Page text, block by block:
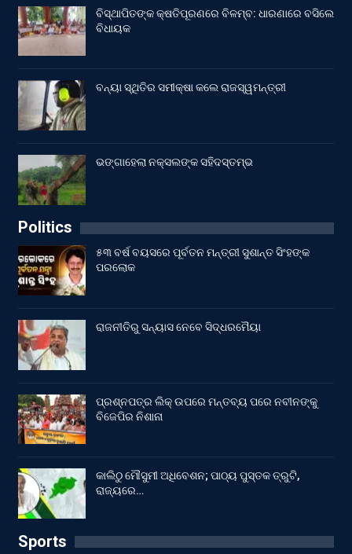
ବିସ୍ଥାପିତଙ୍କ କ୍ଷତିପୂରଣରେ ବିଳମ୍ବ: ଧାରଣାରେ ବସିଲେ
ବିଧାୟକ
ବନ୍ୟା ସ୍ଥିତିର ସମୀକ୍ଷା କଲେ ରାଜସ୍ୱମନ୍ତ୍ରୀ
ଭଙ୍ଗାହେଲା ନକ୍ସଲଙ୍କ ସହିଦସ୍ତମ୍ଭ
Politics
୫୩ ବର୍ଷ ବୟସରେ ପୂର୍ବତନ ମନ୍ତ୍ରୀ ସୁଶାନ୍ତ ସିଂହଙ୍କ
ପରଲୋକ
ରାଜନୀତିରୁ ସନ୍ୟାସ ନେବେ ସିଦ୍ଧରମୈୟା
ପ୍ରଶ୍ନପତ୍ର ଲିକ୍ ଉପରେ ମନ୍ତବ୍ୟ ପରେ ନବୀନଙ୍କୁ
ବିଜେପିର ନିଶାନା
କାଲିଠୁ ମୌସୁମୀ ଅଧିବେଶନ; ପାଠ୍ୟ ପୁସ୍ତକ ତ୍ରୁଟି,
ରାଜ୍ୟରେ…
Sports